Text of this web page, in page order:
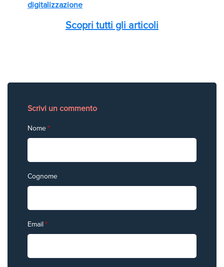
digitalizzazione
Scopri tutti gli articoli
Scrivi un commento
Nome*
Cognome
Email *